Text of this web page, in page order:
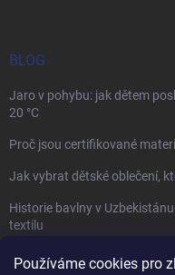
Používáme cookies pro
BLOG
Jaro v pohybu: jak dětem
20 °C
Proč jsou certifikované
Jak vybrat dětské oblečení,
Historie bavlny v
textilu